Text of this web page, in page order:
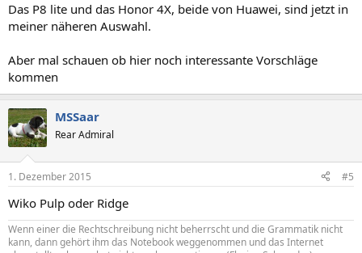
Das P8 lite und das Honor 4X, beide von Huawei, sind jetzt in
meiner näheren Auswahl.
Aber mal schauen ob hier noch interessante Vorschläge
kommen
MSSaar
Rear Admiral
1. Dezember 2015 #5
Wiko Pulp oder Ridge
Wenn einer die Rechtschreibung nicht beherrscht und die Grammatik nicht
kann, dann gehört ihm das Notebook weggenommen und das Internet